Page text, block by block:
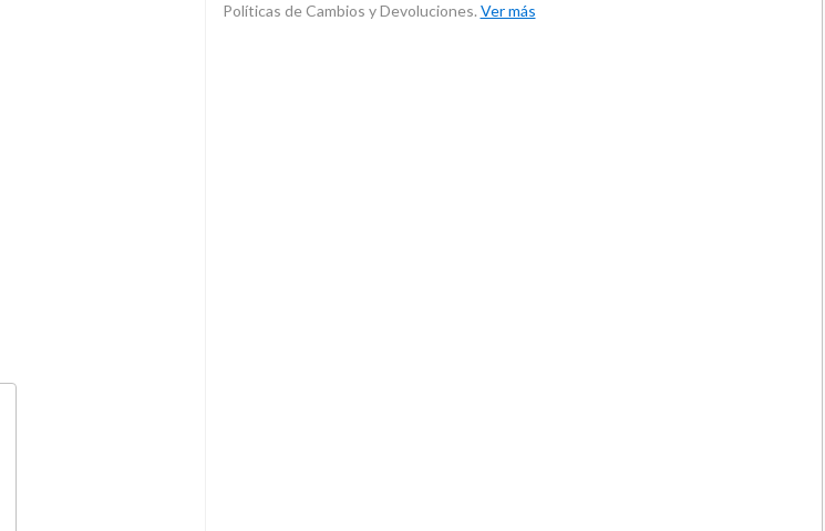
Políticas de Cambios y Devoluciones. Ver más